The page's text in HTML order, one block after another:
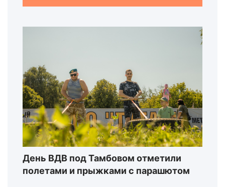
День ВДВ под Тамбовом отметили
полетами и прыжками с парашютом